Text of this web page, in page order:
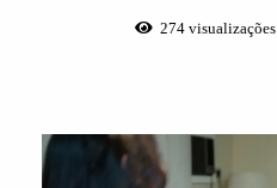
274visualizações